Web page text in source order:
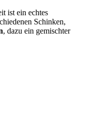
ist ein echtes
Schinken,
, dazu ein gemischter